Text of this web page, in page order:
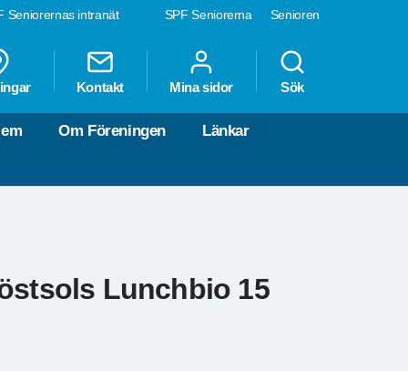
SPF Seniorerna Senioren
Seniorernas intranät
Kontakt Mina sidor Sök
Om Föreningen Länkar
Lunchbio 15